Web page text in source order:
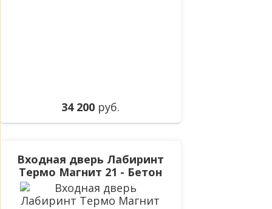
34 200 руб.
Входная дверь Лабиринт
Термо Магнит 21 - Бетон
светлый